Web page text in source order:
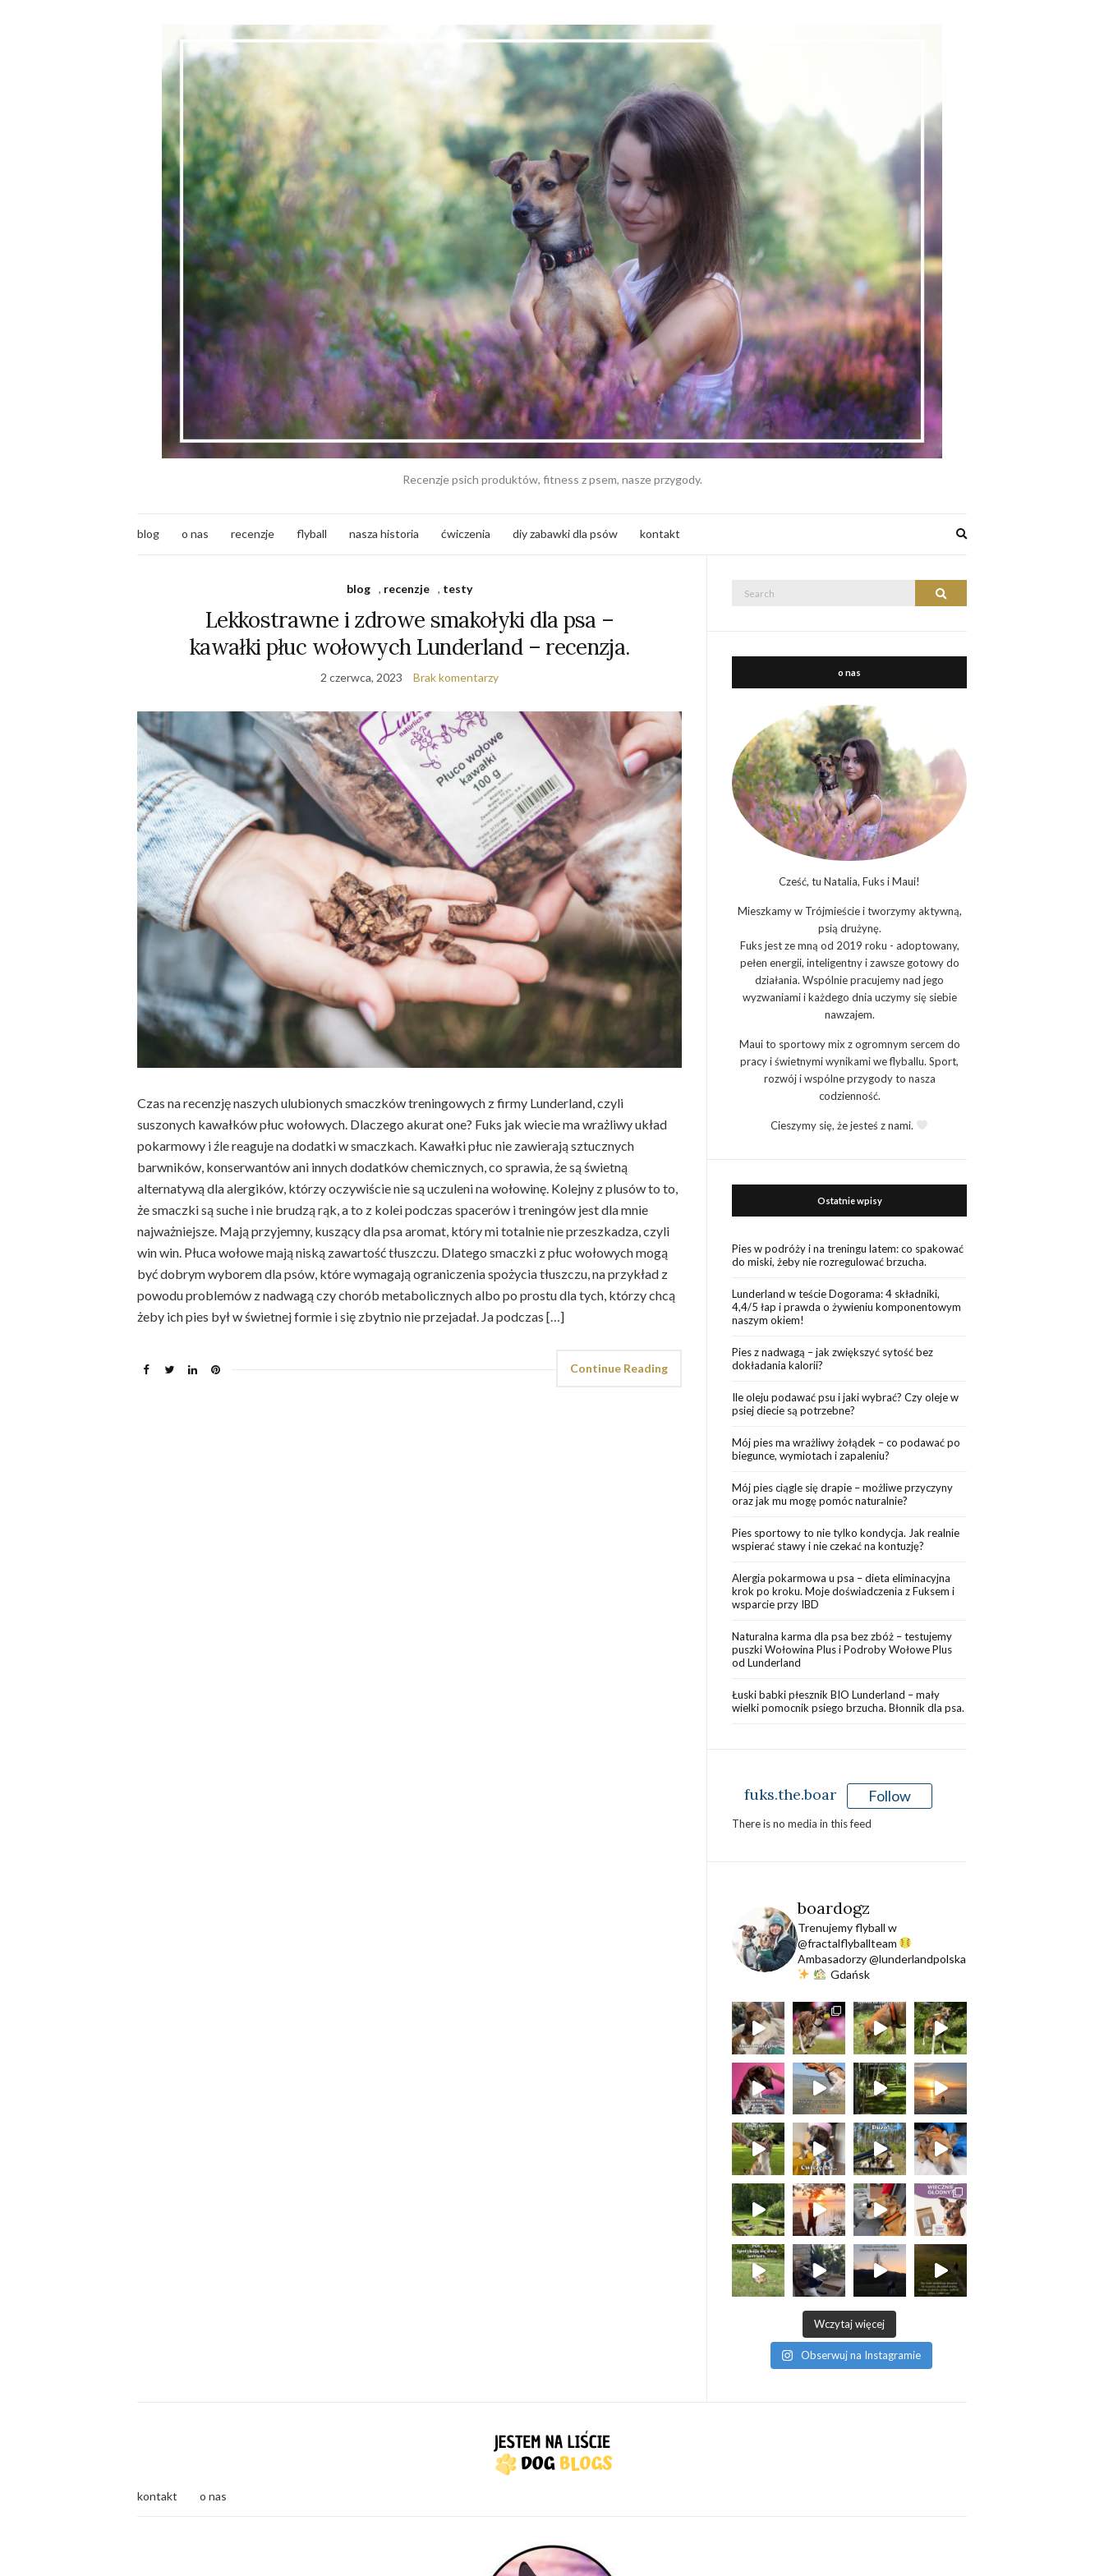
Recenzje psich produktów, fitness z psem, nasze przygody.
blog o nas recenzje flyball nasza historia ćwiczenia diy zabawki dla psów kontakt
blog , recenzje , testy
Lekkostrawne i zdrowe smakołyki dla psa –
kawałki płuc wołowych Lunderland – recenzja.
2 czerwca, 2023 Brak komentarzy
Czas na recenzję naszych ulubionych smaczków treningowych z firmy Lunderland, czyli
suszonych kawałków płuc wołowych. Dlaczego akurat one? Fuks jak wiecie ma wrażliwy układ
pokarmowy i źle reaguje na dodatki w smaczkach. Kawałki płuc nie zawierają sztucznych
barwników, konserwantów ani innych dodatków chemicznych, co sprawia, że są świetną
alternatywą dla alergików, którzy oczywiście nie są uczuleni na wołowinę. Kolejny z plusów to to,
że smaczki są suche i nie brudzą rąk, a to z kolei podczas spacerów i treningów jest dla mnie
najważniejsze. Mają przyjemny, kuszący dla psa aromat, który mi totalnie nie przeszkadza, czyli
win win. Płuca wołowe mają niską zawartość tłuszczu. Dlatego smaczki z płuc wołowych mogą
być dobrym wyborem dla psów, które wymagają ograniczenia spożycia tłuszczu, na przykład z
powodu problemów z nadwagą czy chorób metabolicznych albo po prostu dla tych, którzy chcą
żeby ich pies był w świetnej formie i się zbytnio nie przejadał. Ja podczas […]
Continue Reading
Search
o nas
Cześć, tu Natalia, Fuks i Maui!
Mieszkamy w Trójmieście i tworzymy aktywną,
psią drużynę.
Fuks jest ze mną od 2019 roku - adoptowany,
pełen energii, inteligentny i zawsze gotowy do
działania. Wspólnie pracujemy nad jego
wyzwaniami i każdego dnia uczymy się siebie
nawzajem.
Maui to sportowy mix z ogromnym sercem do
pracy i świetnymi wynikami we flyballu. Sport,
rozwój i wspólne przygody to nasza
codzienność.
Cieszymy się, że jesteś z nami.
Ostatnie wpisy
Pies w podróży i na treningu latem: co spakować
do miski, żeby nie rozregulować brzucha.
Lunderland w teście Dogorama: 4 składniki,
4,4/5 łap i prawda o żywieniu komponentowym
naszym okiem!
Pies z nadwagą – jak zwiększyć sytość bez
dokładania kalorii?
Ile oleju podawać psu i jaki wybrać? Czy oleje w
psiej diecie są potrzebne?
Mój pies ma wrażliwy żołądek – co podawać po
biegunce, wymiotach i zapaleniu?
Mój pies ciągle się drapie – możliwe przyczyny
oraz jak mu mogę pomóc naturalnie?
Pies sportowy to nie tylko kondycja. Jak realnie
wspierać stawy i nie czekać na kontuzję?
Alergia pokarmowa u psa – dieta eliminacyjna
krok po kroku. Moje doświadczenia z Fuksem i
wsparcie przy IBD
Naturalna karma dla psa bez zbóż – testujemy
puszki Wołowina Plus i Podroby Wołowe Plus
od Lunderland
Łuski babki płesznik BIO Lunderland – mały
wielki pomocnik psiego brzucha. Błonnik dla psa.
fuks.the.boar Follow
There is no media in this feed
boardogz
Trenujemy flyball w
@fractalflyballteam
Ambasadorzy @lunderlandpolska
Gdańsk
Wczytaj więcej
Obserwuj na Instagramie
kontakt o nas